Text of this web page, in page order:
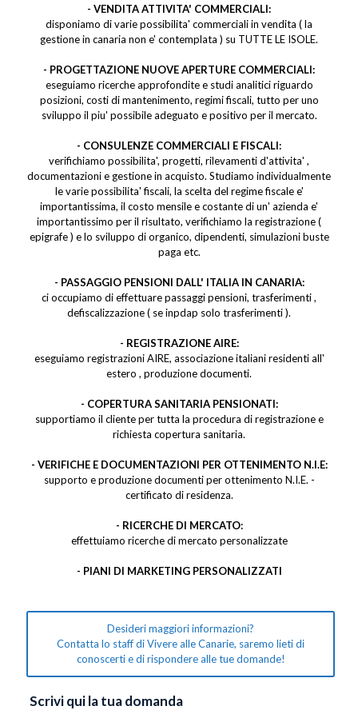
- VENDITA ATTIVITA' COMMERCIALI:
disponiamo di varie possibilita' commerciali in vendita ( la
gestione in canaria non e' contemplata ) su TUTTE LE ISOLE.
- PROGETTAZIONE NUOVE APERTURE COMMERCIALI:
eseguiamo ricerche approfondite e studi analitici riguardo
posizioni, costi di mantenimento, regimi fiscali, tutto per uno
sviluppo il piu' possibile adeguato e positivo per il mercato.
- CONSULENZE COMMERCIALI E FISCALI:
verifichiamo possibilita', progetti, rilevamenti d'attivita' ,
documentazioni e gestione in acquisto. Studiamo individualmente
le varie possibilita' fiscali, la scelta del regime fiscale e'
importantissima, il costo mensile e costante di un' azienda e'
importantissimo per il risultato, verifichiamo la registrazione (
epigrafe ) e lo sviluppo di organico, dipendenti, simulazioni buste
paga etc.
- PASSAGGIO PENSIONI DALL' ITALIA IN CANARIA:
ci occupiamo di effettuare passaggi pensioni, trasferimenti ,
defiscalizzazione ( se inpdap solo trasferimenti ).
- REGISTRAZIONE AIRE:
eseguiamo registrazioni AIRE, associazione italiani residenti all'
estero , produzione documenti.
- COPERTURA SANITARIA PENSIONATI:
supportiamo il cliente per tutta la procedura di registrazione e
richiesta copertura sanitaria.
- VERIFICHE E DOCUMENTAZIONI PER OTTENIMENTO N.I.E:
supporto e produzione documenti per ottenimento N.I.E. -
certificato di residenza.
- RICERCHE DI MERCATO:
effettuiamo ricerche di mercato personalizzate
- PIANI DI MARKETING PERSONALIZZATI
Desideri maggiori informazioni?
Contatta lo staff di Vivere alle Canarie, saremo lieti di
conoscerti e di rispondere alle tue domande!
Scrivi qui la tua domanda